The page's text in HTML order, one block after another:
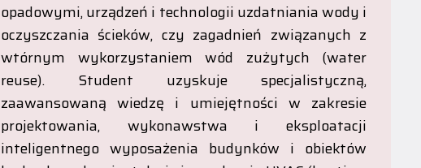
opadowymi, urządzeń i technologii uzdatniania wody i
oczyszczania ścieków, czy zagadnień związanych z
wtórnym wykorzystaniem wód zużytych (water
reuse). Student uzyskuje specjalistyczną,
zaawansowaną wiedzę i umiejętności w zakresie
projektowania, wykonawstwa i eksploatacji
inteligentnego wyposażenia budynków i obiektów